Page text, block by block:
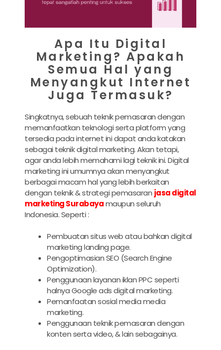
Apa Itu Digital
Marketing? Apakah
Semua Hal yang
Menyangkut Internet
Juga Termasuk?
Singkatnya, sebuah teknik pemasaran dengan
memanfaatkan teknologi serta platform yang
tersedia pada internet ini dapat anda katakan
sebagai teknik digital marketing. Akan tetapi,
agar anda lebih memahami lagi teknik ini. Digital
marketing ini umumnya akan menyangkut
berbagai macam hal yang lebih berkaitan
dengan teknik & strategi pemasaran jasa digital
marketing Surabayamaupun seluruh
Indonesia. Seperti :
Pembuatan situs web atau bahkan digital
marketing landing page.
Pengoptimasian SEO (Search Engine
Optimization).
Penggunaan layanan iklan PPC seperti
halnya Google ads digital marketing.
Pemanfaatan sosial media media
marketing.
Penggunaan teknik pemasaran dengan
konten serta video, & lain sebagainya.